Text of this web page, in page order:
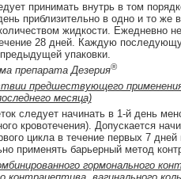
принимать внутрь в том
приблизительно в одно и то же
жидкости. Ежедневно
28 дней. Каждую
упаковки.
препарата Дезерия®
предшествующего
месяца)
следует начинать в 1-й день
кровотечения). Допускается
цикла в течение первых 7
применять барьерный метод
гормонального